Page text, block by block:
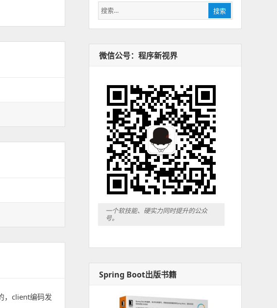
，client编码发
搜
索：
搜索
微信公号：程序新视界
一个软技能、硬实力同时提升的公众
号。
Spring Boot出版书籍